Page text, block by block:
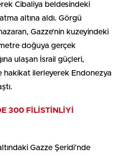
Cibaliya beldesindeki
altına aldı. Görgü
Gazze’nin kuzeyindeki
doğuya gerçek
ulaşan İsrail güçleri,
hakikat ilerleyerek Endonezya
300 FİLİSTİNLİYİ
Gazze Şeridi’nde